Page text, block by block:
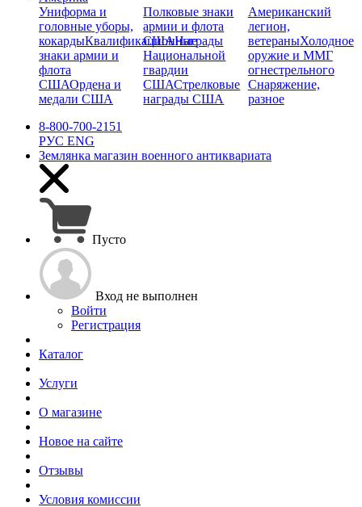
Униформа и
головные уборы,
кокардыКвалификационные
знаки армии и
флота
СШАОрдена и
медали США
Полковые знаки
армии и флота
СШАНаграды
Национальной
гвардии
СШАСтрелковые
награды США
Американский
легион,
ветераныХолодное
оружие и ММГ
огнестрельного
Снаряжение,
разное
8-800-700-2151
РУС ENG
Землянка магазин военного антиквариата
Пусто
Вход не выполнен
Войти
Регистрация
Каталог
Услуги
О магазине
Новое на сайте
Отзывы
Условия комиссии